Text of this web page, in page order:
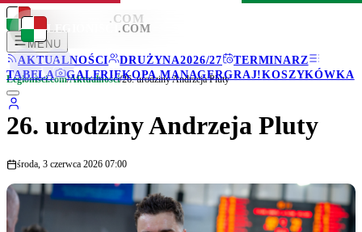
LEGIONISCI .COM
MENU
AKTUALNOŚCI
DRUŻYNA2026/27
TERMINARZ
TABELA
GALERIEKOPA MANAGERGRAJ!KOSZYKÓWKA
LEGIONISCI .COM
Legionisci.com/Aktualności/26. urodziny Andrzeja Pluty
26. urodziny Andrzeja Pluty
środa, 3 czerwca 2026 07:00